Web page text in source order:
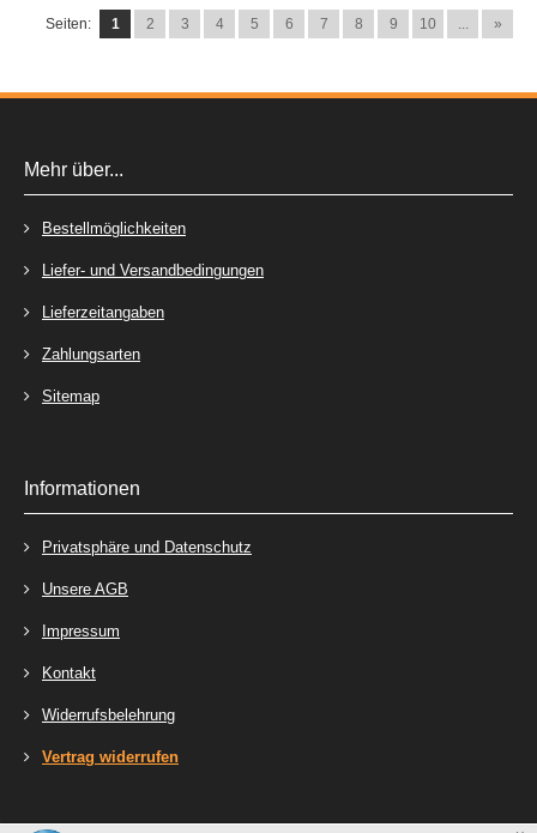
Seiten: 1 2 3 4 5 6 7 8 9 10 »
Mehr über...
Bestellmöglichkeiten
Liefer- und Versandbedingungen
Lieferzeitangaben
Zahlungsarten
Sitemap
Informationen
Privatsphäre und Datenschutz
Unsere AGB
Impressum
Kontakt
Widerrufsbelehrung
Vertrag widerrufen